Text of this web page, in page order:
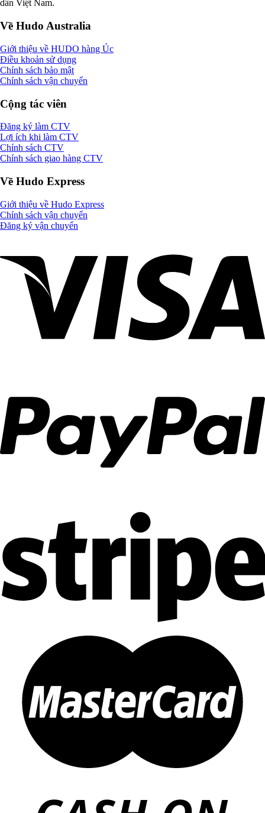
dân Việt Nam.
Về Hudo Australia
Giới thiệu về HUDO hàng Úc
Điều khoản sử dụng
Chính sách bảo mật
Chính sách vận chuyển
Cộng tác viên
Đăng ký làm CTV
Lợi ích khi làm CTV
Chính sách CTV
Chính sách giao hàng CTV
Về Hudo Express
Giới thiệu về Hudo Express
Chính sách vận chuyển
Đăng ký vận chuyển